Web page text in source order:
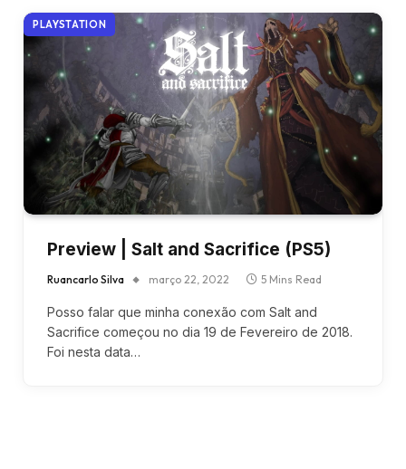
PLAYSTATION
Preview | Salt and Sacrifice (PS5)
Ruancarlo Silva março 22, 2022 5 Mins Read
Posso falar que minha conexão com Salt and
Sacrifice começou no dia 19 de Fevereiro de 2018.
Foi nesta data…